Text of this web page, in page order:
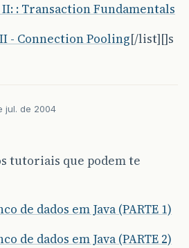
II: : Transaction Fundamentals
- Connection Pooling[/list][]s
jul. de 2004
tutoriais que podem te
de dados em Java (PARTE 1)
de dados em Java (PARTE 2)